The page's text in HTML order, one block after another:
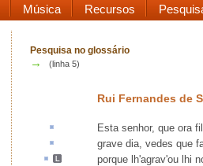
Música Recursos
Pesquisa no glossário
→ (linha 5)
Rui Fernandes de
Esta senhor, que ora
grave dia, vedes que
porque lh'agrav'ou lhi